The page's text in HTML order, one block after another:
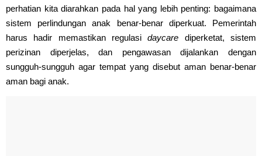
perhatian kita diarahkan pada hal yang lebih penting: bagaimana
sistem perlindungan anak benar-benar diperkuat. Pemerintah
harus hadir memastikan regulasidaycare diperketat, sistem
perizinan diperjelas, dan pengawasan dijalankan dengan
sungguh-sungguh agar tempat yang disebut aman benar-benar
aman bagi anak.